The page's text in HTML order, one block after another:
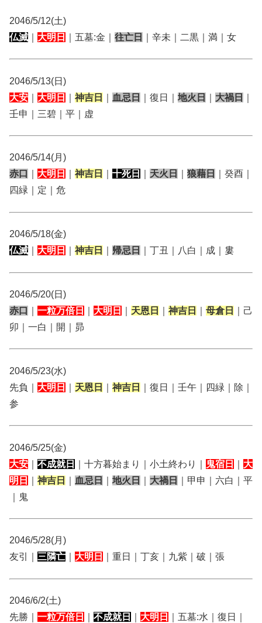
2046/5/12(土)
仏滅
大明日 ｜五墓:金｜ 往亡日 ｜辛未｜二黒｜満｜女
2046/5/13(日)
大安
大明日 神吉日 血忌日 ｜復日｜ 地火日 大禍日
壬申｜三碧｜平｜虚
2046/5/14(月)
赤口
大明日 神吉日 十死日 天火日 狼藉日
｜癸酉｜
四緑｜定｜危
2046/5/18(金)
仏滅
大明日 神吉日 帰忌日 ｜丁丑｜八白｜成｜婁
2046/5/20(日)
赤口
一粒万倍日 大明日 天恩日 神吉日 母倉日
｜己
卯｜一白｜開｜昴
2046/5/23(水)
先負｜ 大明日 天恩日 神吉日
｜復日｜壬午｜四緑｜除｜
参
2046/5/25(金)
大安
不成就日 ｜十方暮始まり｜小土終わり｜ 鬼宿日
大
明日
神吉日 血忌日 地火日 大禍日
｜甲申｜六白｜平
｜鬼
2046/5/28(月)
友引｜ 三隣亡 大明日 ｜重日｜丁亥｜九紫｜破｜張
2046/6/2(土)
先勝｜ 一粒万倍日 不成就日 大明日
｜五墓:水｜復日｜